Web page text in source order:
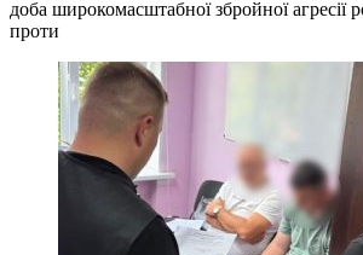
доба широкомасштабної збройної агресії
проти